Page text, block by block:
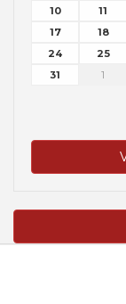
10
11
17
18
24
25
31
1